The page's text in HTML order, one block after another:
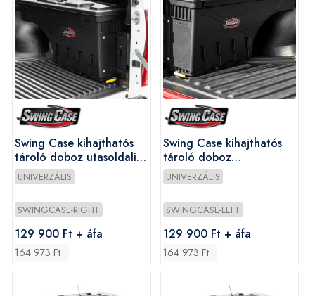
Swing Case kihajthatós
tároló doboz utasoldali
(jobb)
UNIVERZÁLIS
SWINGCASE-RIGHT
129 900 Ft + áfa
164 973 Ft
Swing Case kihajthatós
tároló doboz
vezetőoldali (bal)
UNIVERZÁLIS
SWINGCASE-LEFT
129 900 Ft + áfa
164 973 Ft